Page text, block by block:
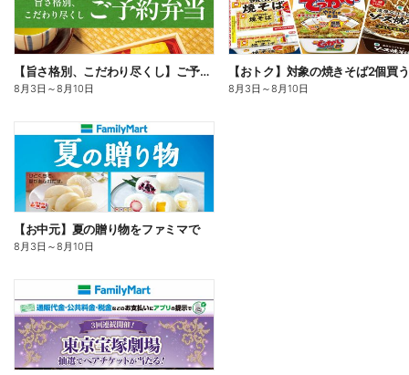
【旨さ格別、こだわり尽くし】ご予約弁当
8月3日 ～8月10日 8月3日 ～8月10日
【お中元】夏の贈り物をファミマで
8月3日 ～8月10日